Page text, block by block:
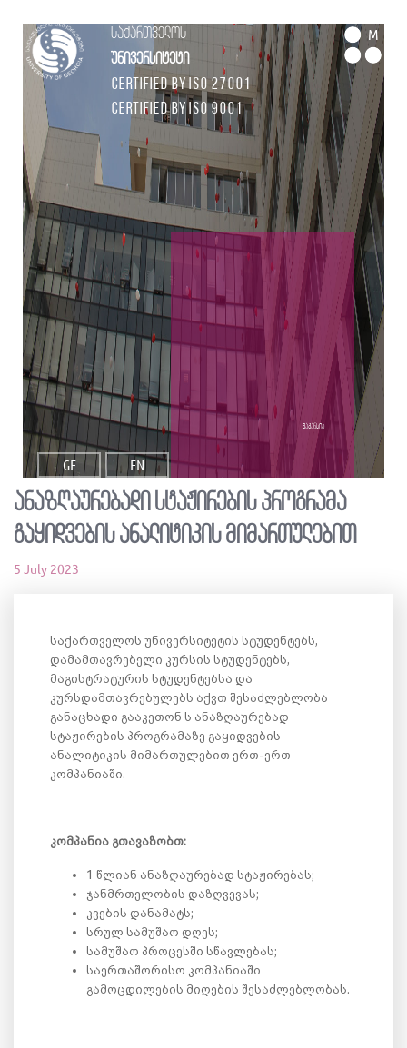
საქართველოს
უნივერსიტეტი
Certified by ISO 27001
Certified by ISO 9001
M
GE EN
ვაკანსია
ანაზღაურებადი სტაჟირების პროგრამა
გაყიდვების ანალიტიკის მიმართულებით
5 July 2023
საქართველოს უნივერსიტეტის სტუდენტებს,
დამამთავრებელი კურსის სტუდენტებს,
მაგისტრატურის სტუდენტებსა და
კურსდამთავრებულებს აქვთ შესაძლებლობა
განაცხადი გააკეთონ ს ანაზღაურებად
სტაჟირების პროგრამაზე გაყიდვების
ანალიტიკის მიმართულებით ერთ-ერთ
კომპანიაში.
კომპანია გთავაზობთ:
1 წლიან ანაზღაურებად სტაჟირებას;
ჯანმრთელობის დაზღვევას;
კვების დანამატს;
სრულ სამუშაო დღეს;
სამუშაო პროცესში სწავლებას;
საერთაშორისო კომპანიაში
გამოცდილების მიღების შესაძლებლობას.